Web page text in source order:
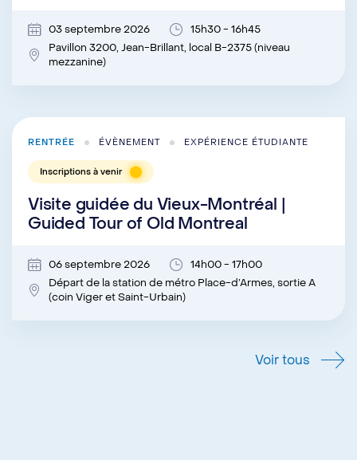
03 septembre 2026
15h30 - 16h45
Pavillon 3200, Jean-Brillant, local B-2375 (niveau
mezzanine)
RENTRÉE ÉVÈNEMENT EXPÉRIENCE ÉTUDIANTE
Inscriptions à venir
Visite guidée du Vieux-Montréal |
Guided Tour of Old Montreal
06 septembre 2026
14h00 - 17h00
Départ de la station de métro Place-d’Armes, sortie A
(coin Viger et Saint-Urbain)
Voir tous